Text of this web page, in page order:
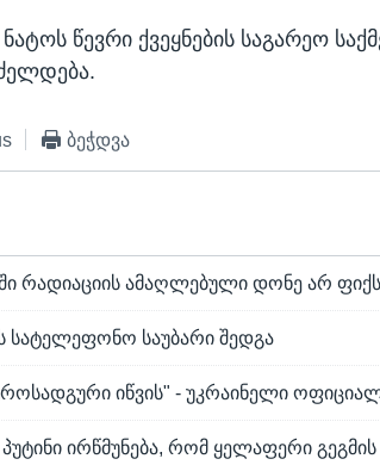
წევრი ქვეყნების საგარეო
ბეჭდვა
რადიაციის ამაღლებული დონე არ
სატელეფონო საუბარი შედგა
იწვის" - უკრაინელი
ირწმუნება, რომ ყელაფერი